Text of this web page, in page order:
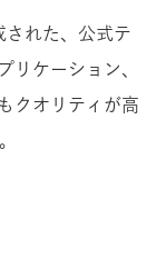
れた、公式テ
リケーション、
クオリティが高